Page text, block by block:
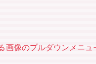
画像のプルダウンメニ